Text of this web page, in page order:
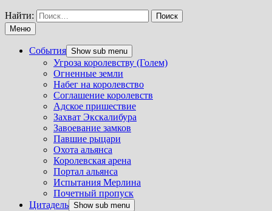
Найти:
Меню
События Show sub menu
Угроза королевству (Голем)
Огненные земли
Набег на королевство
Соглашение королевств
Адское пришествие
Захват Экскалибура
Завоевание замков
Павшие рыцари
Охота альянса
Королевская арена
Портал альянса
Испытания Мерлина
Почетный пропуск
Цитадель Show sub menu